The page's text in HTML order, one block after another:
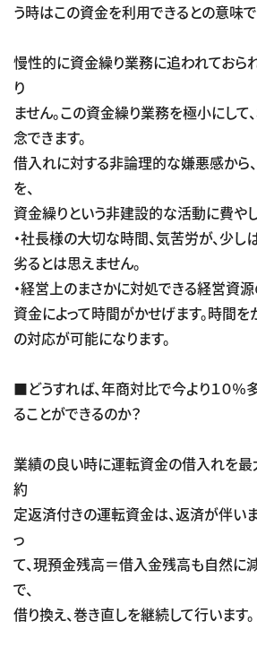
う時はこの資金を利用できるとの意味で
慢性的に資金繰り業務に追われておら
り
ません。この資金繰り業務を極小にし
念できます。
借入れに対する非論理的な嫌悪感から
を、
資金繰りという非建設的な活動に費や
・社長様の大切な時間、気苦労が、少
劣るとは思えません。
・経営上のまさかに対処できる経営資
資金によって時間がかせげます。時間を
の対応が可能になります。
■どうすれば、年商対比で今より１０
ることができるのか？
業績の良い時に運転資金の借入れを最
約
定返済付きの運転資金は、返済が伴い
っ
て、現預金残高＝借入金残高も自然に
で、
借り換え、巻き直しを継続して行います。